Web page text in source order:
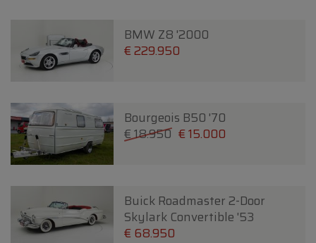
BMW Z8 '2000
€ 229.950
Bourgeois B50 '70
€ 18.950 € 15.000
Buick Roadmaster 2-Door
Skylark Convertible '53
€ 68.950